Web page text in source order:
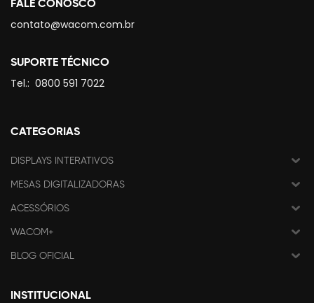
contato@wacom.com.br
SUPORTE TÉCNICO
Tel.: 0800 591 7022
CATEGORIAS
DISPLAYS INTERATIVOS
MESAS DIGITALIZADORAS
ACESSÓRIOS
WACOM+
BLOG OFICIAL
INSTITUCIONAL